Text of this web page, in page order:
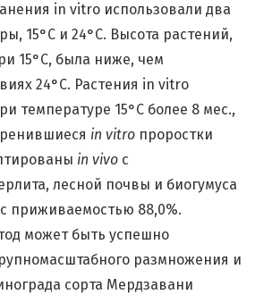
in vitro использовали два
15°С и 24°С. Высота растений,
15°С, была ниже, чем
24°С. Растения in vitro
температуре 15°C более 8 мес.,
in vitro проростки
in vivo с
лесной почвы и биогумуса
приживаемостью 88,0%.
может быть успешно
размножения и
сорта Мердзавани